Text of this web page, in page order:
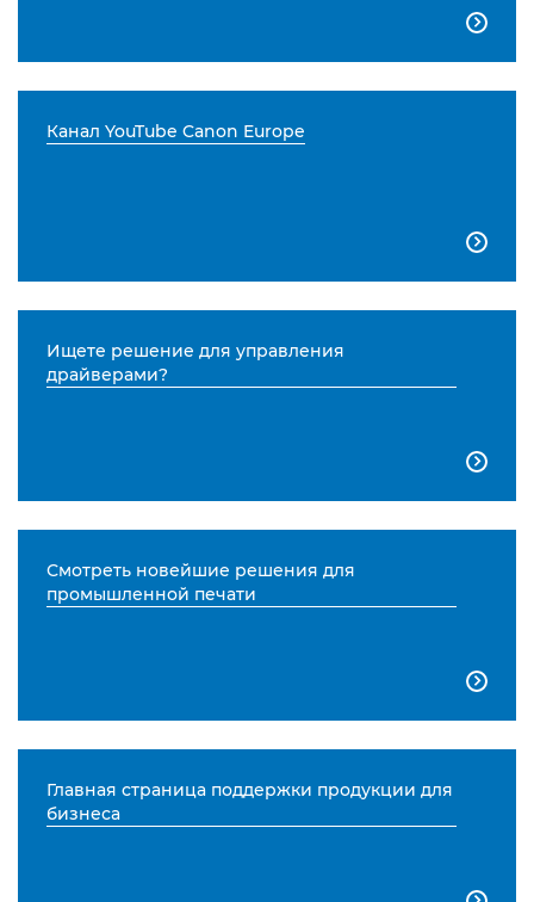

Канал YouTube Canon Europe

Ищете решение для управления
драйверами?

Смотреть новейшие решения для
промышленной печати

Главная страница поддержки продукции для
бизнеса